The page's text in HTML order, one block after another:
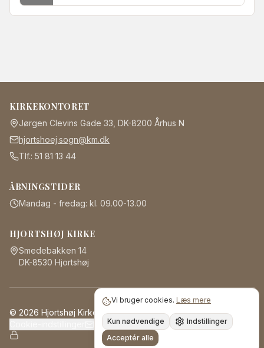
Vi bruger cookies. Læs mere
Kun nødvendige
Indstillinger
Acceptér alle
KIRKEKONTORET
Jørgen Clevins Gade 33, DK-8200 Århus N
hjortshoej.sogn@km.dk
Tlf.: 51 81 13 44
ÅBNINGSTIDER
Mandag - fredag: kl. 09.00-13.00
HJORTSHØJ KIRKE
Smedebakken 14
DK-8530 Hjortshøj
© 2026 Hjortshøj Kirke PrivatlivspolitikCookiepolitik
Nyhedsbrev
Ditsogn.dk
Admin